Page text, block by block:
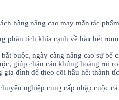
hàng nâng cao may mắn tác
tích khía cạnh về hầu hết
buộc, ngày càng nâng cao sự bể
giúp chặn cản khủng hoảng rủi
đình để theo dõi hầu hết thành
nghiệp cung cấp nhập cuộc